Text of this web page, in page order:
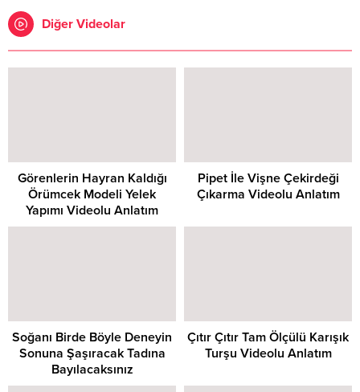
Diğer Videolar
Görenlerin Hayran Kaldığı
Örümcek Modeli Yelek
Yapımı Videolu Anlatım
Pipet İle Vişne Çekirdeği
Çıkarma Videolu Anlatım
Soğanı Birde Böyle Deneyin
Sonuna Şaşıracak Tadına
Bayılacaksınız
Çıtır Çıtır Tam Ölçülü Karışık
Turşu Videolu Anlatım